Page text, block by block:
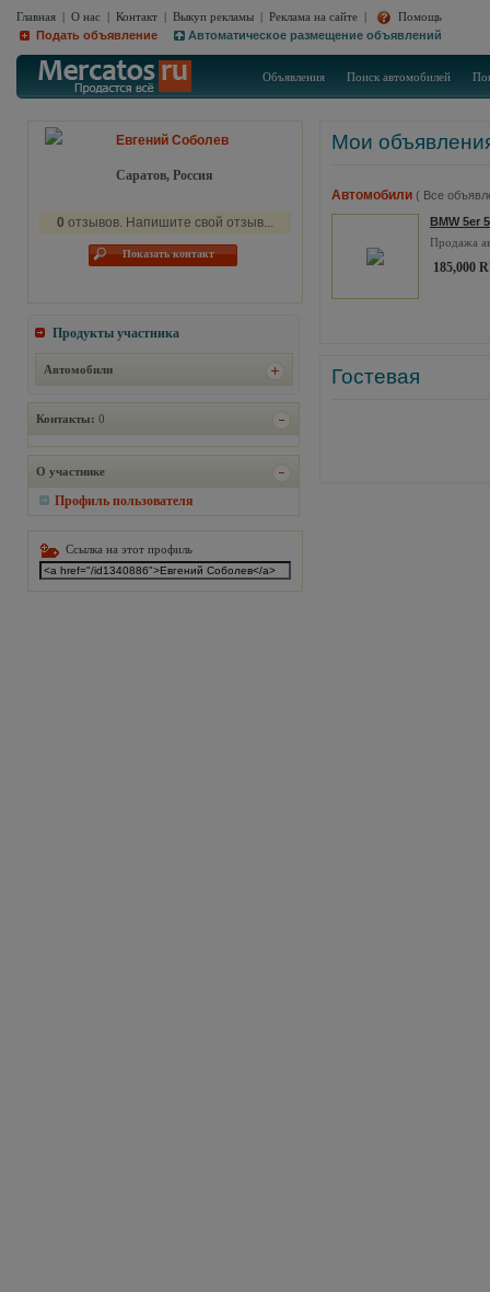
Главная | О нас | Контакт | Выкуп рекламы | Реклама на сайте |
Помощь
Подать объявление
Автоматическое размещение объявлений
Объявления Поиск автомобилей
Евгений Соболев
Саратов, Россия
0 отзывов. Напишите свой отзыв...
Показать контакт
Продукты участника
Автомобили
Контакты: 0
О участнике
Профиль пользователя
Ссылка на этот профиль
Мои
Автомобили ( Все
BMW 5er
Продажа
185,000
Гостевая